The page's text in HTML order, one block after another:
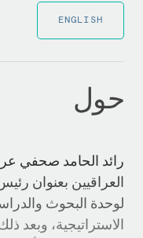
ENGLISH
حول
رائد الحامد صحفي
العراقيين بعنوان
لوحدة البحوث
الاستراتيجية، وبعد